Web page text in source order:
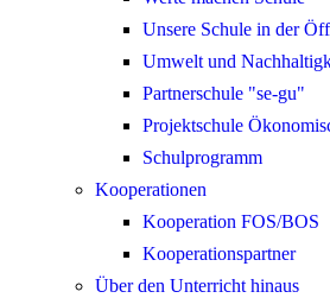
Unsere Schule in der
Umwelt und
Partnerschule "se-gu"
Projektschule
Schulprogramm
Kooperationen
Kooperation FOS/BOS
Kooperationspartner
Über den Unterricht hinaus